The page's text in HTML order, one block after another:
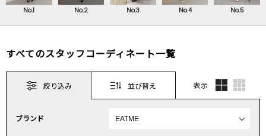
No.1 No.2 No.3 No.4 No.5
すべてのスタッフコーディネート一覧
絞り込み 並び替え 表示
ブランド